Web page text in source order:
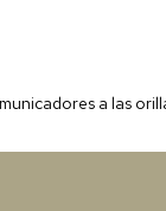
a las